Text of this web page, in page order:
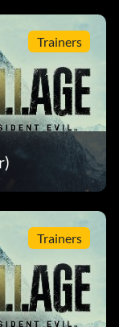
Trainers
Trainers